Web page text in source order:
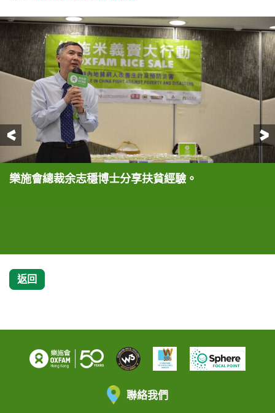
前一頁
樂施會總裁余志穩博士分享扶貧經驗。
樂施會–澳門分會顧問岑一峰先生(左一)、樂施會總
樂施會–澳門分會顧問岑一峰先生(左四)、樂施會總
樂施會–澳門分會顧問岑一峰先生(左四)、樂施會總
(由左至右) 樂施會籌款及傳訊總監蕭美娟女士、樂施
樂施會義工幫忙義賣樂施米。
返回
聯絡我們